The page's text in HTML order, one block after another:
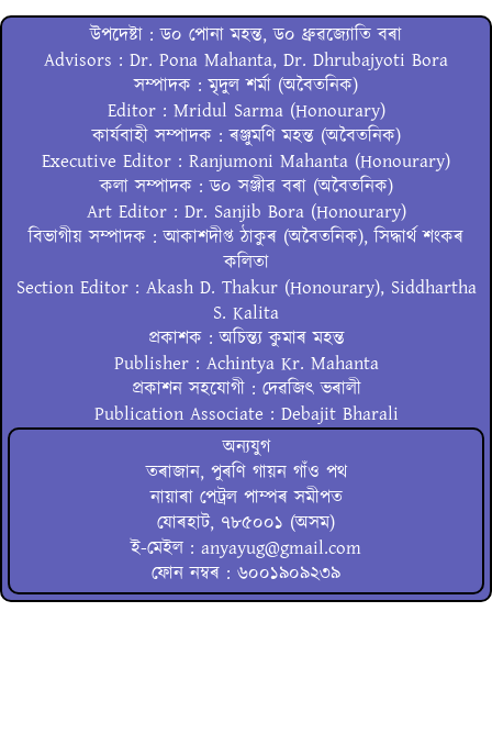
উপদেষ্টা : ড০ পোনা মহন্ত, ড০ ধ্ৰুৱজ্যোতি বৰা
Advisors : Dr. Pona Mahanta, Dr. Dhrubajyoti Bora
সম্পাদক : মৃদুল শৰ্মা (অবৈতনিক)
Editor : Mridul Sarma (Honourary)
কাৰ্যবাহী সম্পাদক : ৰঞ্জুমণি মহন্ত (অবৈতনিক)
Executive Editor : Ranjumoni Mahanta (Honourary)
কলা সম্পাদক : ড০ সঞ্জীৱ বৰা (অবৈতনিক)
Art Editor : Dr. Sanjib Bora (Honourary)
বিভাগীয় সম্পাদক : আকাশদীপ্ত ঠাকুৰ (অবৈতনিক), সিদ্ধাৰ্থ শংকৰ
কলিতা
Section Editor : Akash D. Thakur (Honourary), Siddhartha
S. Kalita
প্ৰকাশক : অচিন্ত্য কুমাৰ মহন্ত
Publisher : Achintya Kr. Mahanta
প্ৰকাশন সহযোগী : দেৱজিৎ ভৰালী
Publication Associate : Debajit Bharali
অন্যযুগ
তৰাজান, পুৰণি গায়ন গাঁও পথ
নায়াৰা পেট্ৰল পাম্পৰ সমীপত
যোৰহাট, ৭৮৫০০১ (অসম)
ই-মেইল : anyayug@gmail.com
ফোন নম্বৰ : ৬০০১৯০৯২৩৯